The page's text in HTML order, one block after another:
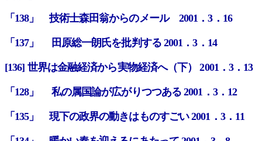
「138」 技術士森田翁からのメール 2001．3．16
「137」 田原総一朗氏を批判する 2001．3．14
[136] 世界は金融経済から実物経済へ（下） 2001．3．13
「128」 私の属国論が広がりつつある 2001．3．12
「135」 現下の政界の動きはものすごい 2001．3．11